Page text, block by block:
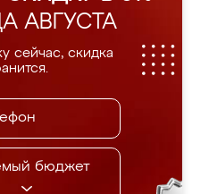
АВГУСТА
сейчас, скидка
бюджет